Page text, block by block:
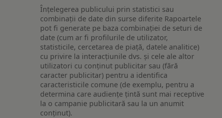
Înțelegerea publicului prin statistici sau
combinații de date din surse diferite Rapoartele
pot fi generate pe baza combinației de seturi de
date (cum ar fi profilurile de utilizator,
statisticile, cercetarea de piață, datele analitice)
cu privire la interacțiunile dvs. și cele ale altor
utilizatori cu conținut publicitar sau (fără
caracter publicitar) pentru a identifica
caracteristicile comune (de exemplu, pentru a
determina care audiențe țintă sunt mai receptive
la o campanie publicitară sau la un anumit
conținut).